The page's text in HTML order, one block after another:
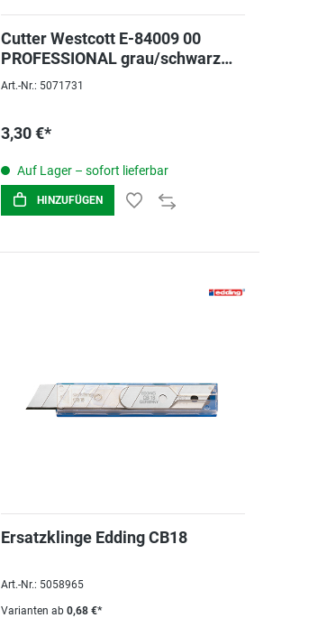
Cutter Westcott E-84009 00
PROFESSIONAL grau/schwarz
18mm
Art.-Nr.: 5071731
3,30 €*
Auf Lager – sofort lieferbar
HINZUFÜGEN
Ersatzklinge Edding CB18
Art.-Nr.: 5058965
Varianten ab0,68 €*